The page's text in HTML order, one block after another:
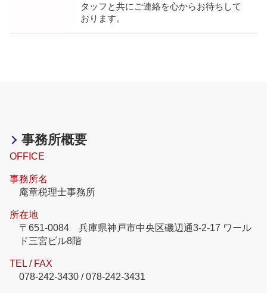
タッフと共にご連絡を心からお待ちして
おります。
事務所概要
OFFICE
事務所名
庵章税理士事務所
所在地
〒651-0084 兵庫県神戸市中央区磯辺通3-2-17 ワール
ド三宮ビル8階
TEL / FAX
078-242-3430 / 078-242-3431